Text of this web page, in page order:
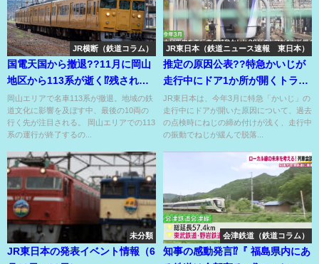
JR横断（鉄道コラム）
国電天国から撤退??11月に岡山
地区から113系が逝く⁉残された
エリアの動向は？
岡山エリアで名車113系が撤退。地域の鉄
道文化に影響を及ぼす中、最後の10両の
行く先が注目される。 岡山エリアでの113
系の運行が終了するの...
JR東日本（鉄道ニュース速報 東日本）
推定の原因公表??特急かいじが
走行中にドア1か所が開くトラブ
ル??
JR東日本は、今年3月に特急「かいじ」の
走行中にドアが開いた原因について、過去
の点検時にねじの締め付けが浅く、走行中
の振動でねじが緩んで脱落...
未分類
JR東日本の発表イベント情報（6
会津鉄道（鉄道コラム）
知事の感動発言⁉『 福島県内にあ